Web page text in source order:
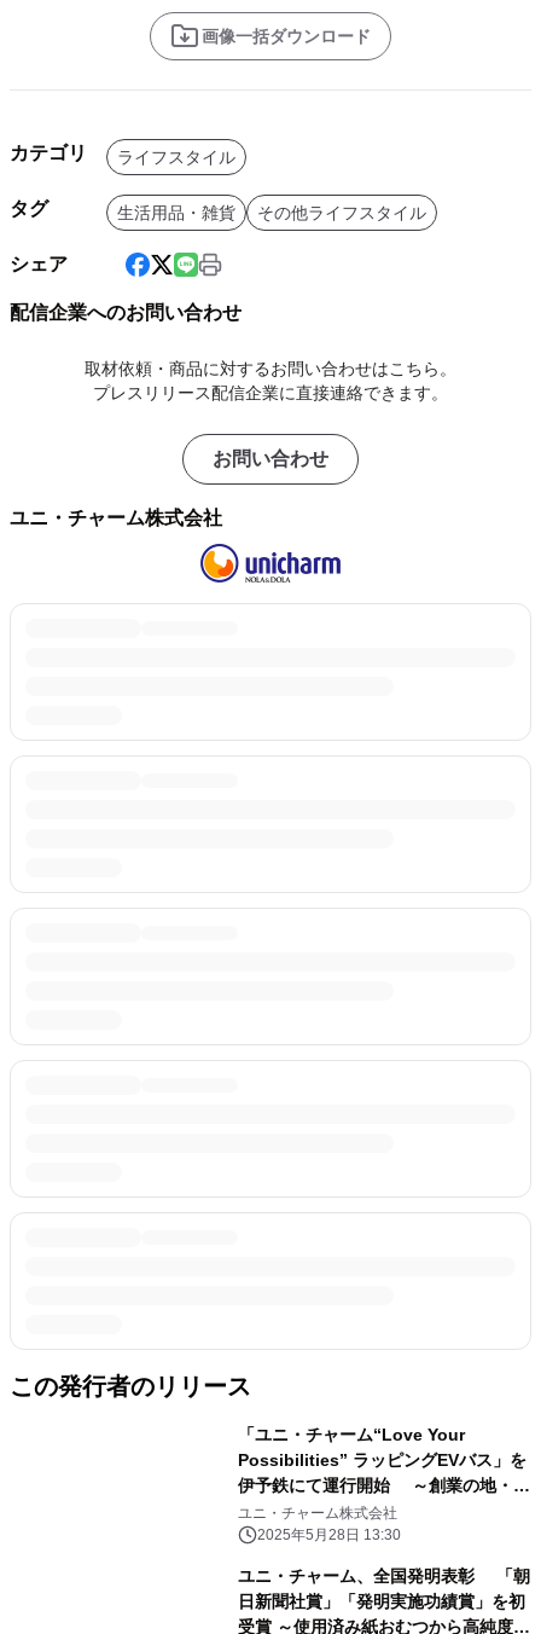
画像一括ダウンロード
カテゴリ ライフスタイル
タグ 生活用品・雑貨 その他ライフスタイル
シェア
配信企業へのお問い合わせ
取材依頼・商品に対するお問い合わせはこちら。
プレスリリース配信企業に直接連絡できます。
お問い合わせ
ユニ・チャーム株式会社
この発行者のリリース
「ユニ・チャーム“Love Your
Possibilities” ラッピングEVバス」を
伊予鉄にて運行開始 ～創業の地・愛
媛県から、共生社会と持続可能な未来
の実現へ～
ユニ・チャーム株式会社
2025年5月28日 13:30
ユニ・チャーム、全国発明表彰 「朝
日新聞社賞」「発明実施功績賞」を初
受賞 ～使用済み紙おむつから高純度パ